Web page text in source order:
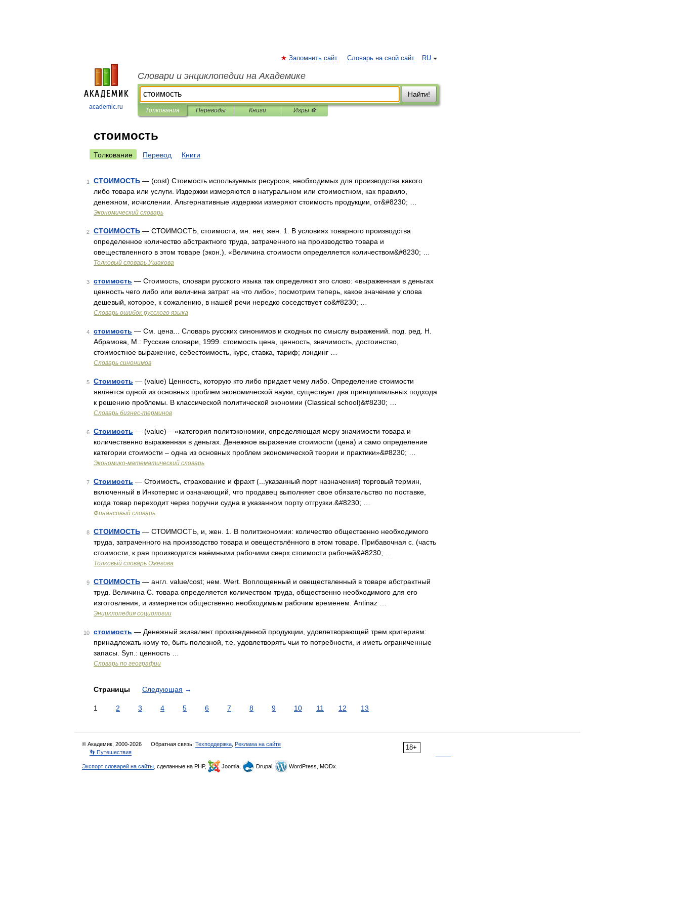
academic.ru
RU
Запомнить сайт Словарь на свой сайт
Словари и энциклопедии на Академике
Найти!
Толкования Переводы Книги Игры ⚽
стоимость
Толкование Перевод Книги
1 СТОИМОСТЬ — (cost) Стоимость используемых ресурсов, необходимых для производства какого
либо товара или услуги. Издержки измеряются в натуральном или стоимостном, как правило,
денежном, исчислении. Альтернативные издержки измеряют стоимость продукции, от&#8230; …
Экономический словарь
2 СТОИМОСТЬ — СТОИМОСТЬ, стоимости, мн. нет, жен. 1. В условиях товарного производства
определенное количество абстрактного труда, затраченного на производство товара и
овеществленного в этом товаре (экон.). «Величина стоимости определяется количеством&#8230; …
Толковый словарь Ушакова
3 стоимость — Стоимость, словари русского языка так определяют это слово: «выраженная в деньгах
ценность чего либо или величина затрат на что либо»; посмотрим теперь, какое значение у слова
дешевый, которое, к сожалению, в нашей речи нередко соседствует со&#8230; …
Словарь ошибок русского языка
4 стоимость — См. цена... Словарь русских синонимов и сходных по смыслу выражений. под. ред. Н.
Абрамова, М.: Русские словари, 1999. стоимость цена, ценность, значимость, достоинство,
стоимостное выражение, себестоимость, курс, ставка, тариф; лэндинг …
Словарь синонимов
5 Стоимость — (value) Ценность, которую кто либо придает чему либо. Определение стоимости
является одной из основных проблем экономической науки; существует два принципиальных подхода
к решению проблемы. В классической политической экономии (Classical school)&#8230; …
Словарь бизнес-терминов
6 Стоимость — (value) – «категория политэкономии, определяющая меру значимости товара и
количественно выраженная в деньгах. Денежное выражение стоимости (цена) и само определение
категории стоимости – одна из основных проблем экономической теории и практики»&#8230; …
Экономико-математический словарь
7 Стоимость — Стоимость, страхование и фрахт (...указанный порт назначения) торговый термин,
включенный в Инкотермс и означающий, что продавец выполняет свое обязательство по поставке,
когда товар переходит через поручни судна в указанном порту отгрузки.&#8230; …
Финансовый словарь
8 СТОИМОСТЬ — СТОИМОСТЬ, и, жен. 1. В политэкономии: количество общественно необходимого
труда, затраченного на производство товара и овеществлённого в этом товаре. Прибавочная с. (часть
стоимости, к рая производится наёмными рабочими сверх стоимости рабочей&#8230; …
Толковый словарь Ожегова
9 СТОИМОСТЬ — англ. value/cost; нем. Wert. Воплощенный и овеществленный в товаре абстрактный
труд. Величина С. товара определяется количеством труда, общественно необходимого для его
изготовления, и измеряется общественно необходимым рабочим временем. Antinaz …
Энциклопедия социологии
10 стоимость — Денежный экивалент произведенной продукции, удовлетворающей трем критериям:
принадлежать кому то, быть полезной, т.е. удовлетворять чьи то потребности, и иметь ограниченные
запасы. Syn.: ценность …
Словарь по географии
Страницы Следующая →
1 2 3 4 5 6 7 8 9 10 11 12 13
18+
© Академик, 2000-2026 Обратная связь: Техподдержка Реклама на сайте
👣 Путешествия
Экспорт словарей на сайты , сделанные на PHP, Joomla, Drupal, WordPress, MODx.